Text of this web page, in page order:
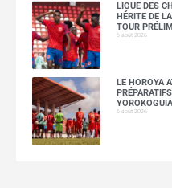
LIGUE DES
HÉRITE DE
TOUR
6 août 2026
LE HOROYA
6 août 2026